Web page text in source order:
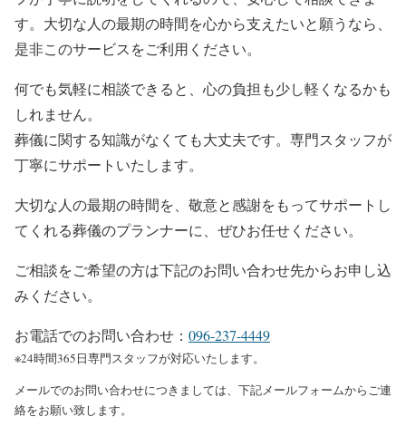
す。大切な人の最期の時間を心から支えたいと願うなら、
是非このサービスをご利用ください。
何でも気軽に相談できると、心の負担も少し軽くなるかも
しれません。
葬儀に関する知識がなくても大丈夫です。専門スタッフが
丁寧にサポートいたします。
大切な人の最期の時間を、敬意と感謝をもってサポートし
てくれる葬儀のプランナーに、ぜひお任せください。
ご相談をご希望の方は下記のお問い合わせ先からお申し込
みください。
お電話でのお問い合わせ： 096-237-4449
※24時間365日専門スタッフが対応いたします。
メールでのお問い合わせにつきましては、下記メールフォームからご連
絡をお願い致します。